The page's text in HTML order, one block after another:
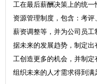
工在最后薪酬决策上的统
资源管理制度，包含：考
薪资调整等，并为公司员
据未来的发展趋势，制定
工创造更多的机会，并制
组织未来的人才需求得到满